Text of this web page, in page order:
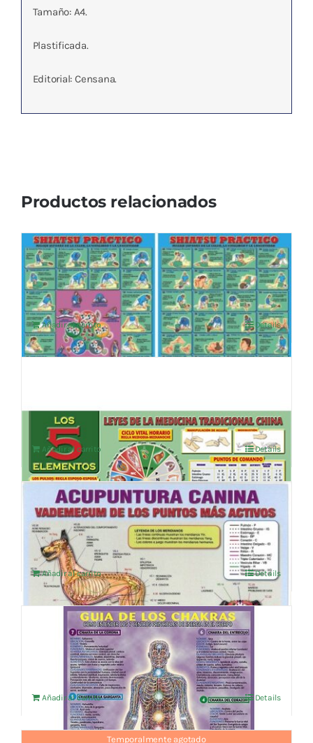
Tamaño: A4.
Plastificada.
Editorial: Censana.
Productos relacionados
SHIATSU PRACTICO
4,76€ IVA no incluído
Añadir al carrito Details
Añadir al carrito Details
ACUPUNTURA CANINA LAMINA PLAST.A4
4,76€ IVA no incluído
Añadir al carrito Details
GUIA DE LOS CHAKRAS
IVA no incluído
Añadir al carrito Details
Temporalmente agotado